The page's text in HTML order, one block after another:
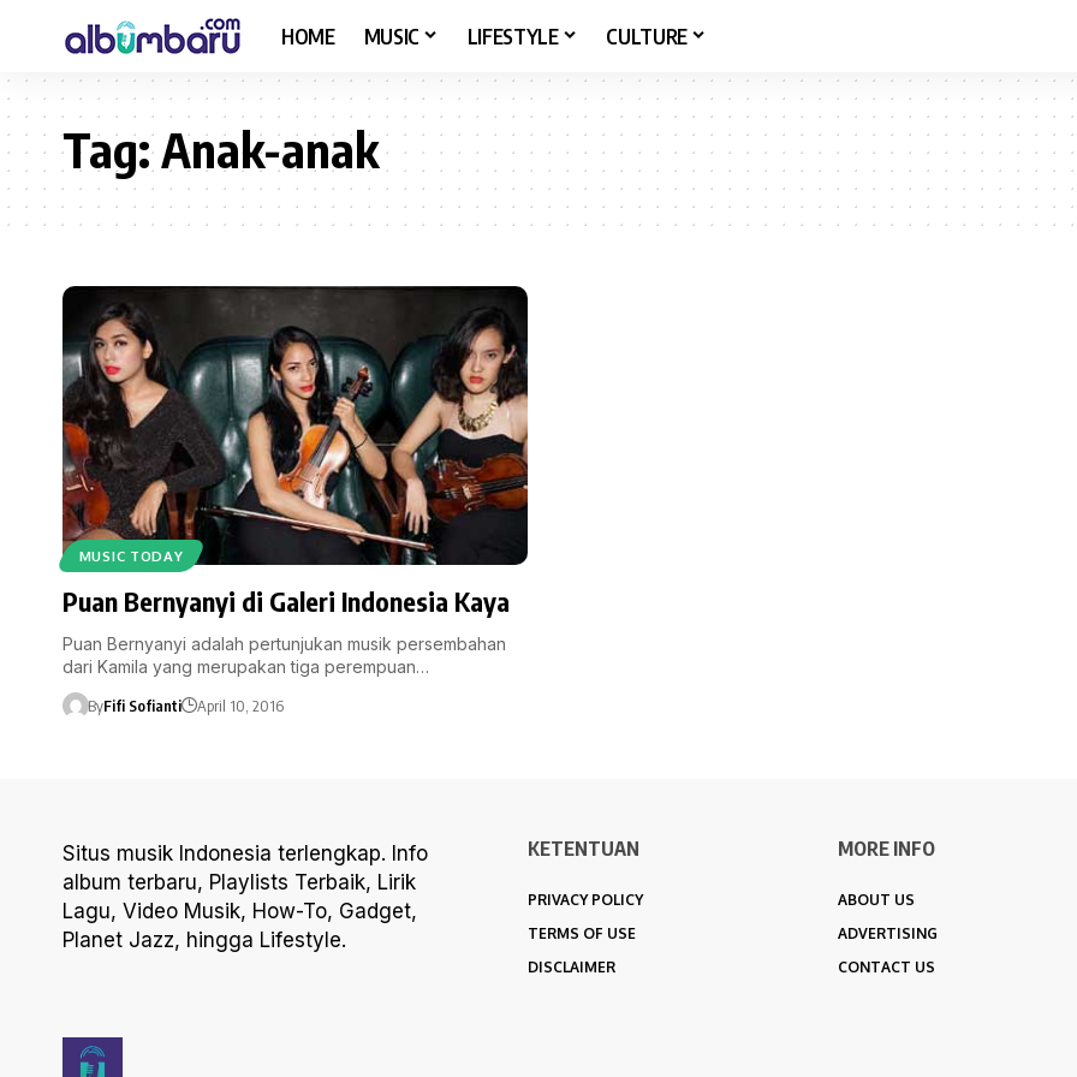
HOME MUSIC LIFESTYLE CULTURE
Tag:Anak-anak
MUSIC TODAY
Puan Bernyanyi di Galeri Indonesia Kaya
Puan Bernyanyi adalah pertunjukan musik persembahan
dari Kamila yang merupakan tiga perempuan…
ByFifi Sofianti April 10, 2016
Situs musik Indonesia terlengkap. Info
album terbaru, Playlists Terbaik, Lirik
Lagu, Video Musik, How-To, Gadget,
Planet Jazz, hingga Lifestyle.
KETENTUAN
PRIVACY POLICY
TERMS OF USE
DISCLAIMER
MORE INFO
ABOUT US
ADVERTISING
CONTACT US